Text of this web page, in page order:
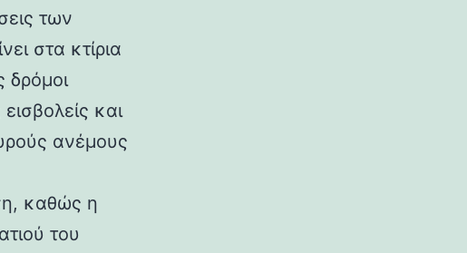
των
στα κτίρια
δρόμοι
και
ανέμους
καθώς η
του